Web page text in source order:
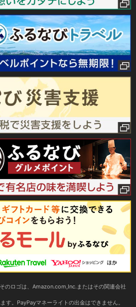
のロゴは、Amazon.com,Inc.またはその関連会社
す。PayPayマネーライトの出金はできません。